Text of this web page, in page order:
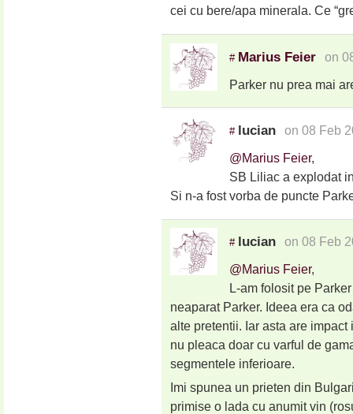
cei cu bere/apa minerala. Ce
# Marius Feier on
Parker nu prea mai
# lucian on 08 Feb
@Marius Feier,
SB Liliac a explodat
Si n-a fost vorba de puncte
# lucian on 08 Feb
@Marius Feier,
L-am folosit pe
neaparat Parker. Ideea era ca
alte pretentii. Iar asta are
nu pleaca doar cu varful de
segmentele inferioare.
Imi spunea un prieten din
primise o lada cu anumit vin